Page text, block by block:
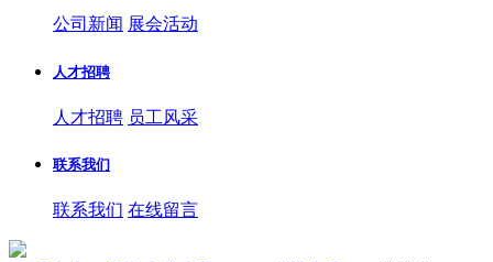
公司新闻 展会活动
人才招聘
人才招聘 员工风采
联系我们
联系我们 在线留言